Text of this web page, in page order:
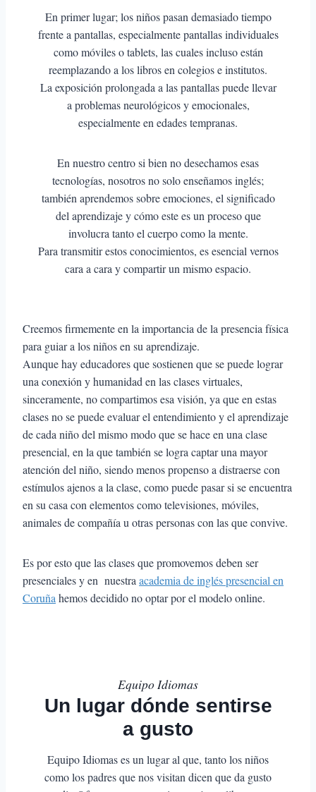
En primer lugar; los niños pasan demasiado tiempo
frente a pantallas, especialmente pantallas individuales
como móviles o tablets, las cuales incluso están
reemplazando a los libros en colegios e institutos.
La exposición prolongada a las pantallas puede llevar
a problemas neurológicos y emocionales,
especialmente en edades tempranas.
En nuestro centro si bien no desechamos esas
tecnologías, nosotros no solo enseñamos inglés;
también aprendemos sobre emociones, el significado
del aprendizaje y cómo este es un proceso que
involucra tanto el cuerpo como la mente.
Para transmitir estos conocimientos, es esencial vernos
cara a cara y compartir un mismo espacio.
Creemos firmemente en la importancia de la presencia física
para guiar a los niños en su aprendizaje.
Aunque hay educadores que sostienen que se puede lograr
una conexión y humanidad en las clases virtuales,
sinceramente, no compartimos esa visión, ya que en estas
clases no se puede evaluar el entendimiento y el aprendizaje
de cada niño del mismo modo que se hace en una clase
presencial, en la que también se logra captar una mayor
atención del niño, siendo menos propenso a distraerse con
estímulos ajenos a la clase, como puede pasar si se encuentra
en su casa con elementos como televisiones, móviles,
animales de compañía u otras personas con las que convive.
Es por esto que las clases que promovemos deben ser
presenciales y en nuestra academia de inglés presencial en
Coruña hemos decidido no optar por el modelo online.
Equipo Idiomas
Un lugar dónde sentirse
a gusto
Equipo Idiomas es un lugar al que, tanto los niños
como los padres que nos visitan dicen que da gusto